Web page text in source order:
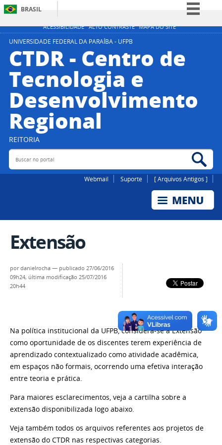
ACESSIBILIDADE ALTO CONTRASTE MAPA DO SITE
BRASIL
Simplifique!
Participe
Legislação
Canais
UNIVERSIDADE FEDERAL DA PARAÍBA - UFPB
CTDR - Centro de
Tecnologia e
Desenvolvimento
Regional
REITORIA
Buscar no portal
Webmail Suporte [ Arquivos Antigos ]
Extensão
pordanielrocha — publicado 27/06/2016
09h24, última modificação 25/07/2016
20h44
Na política institucional da UFPB, considera-se a Extensão
como oportunidade de os discentes terem experiência de
aprendizado contextualizado como atividade acadêmica,
em espaços não formais, ocorrendo uma efetiva interação
entre teoria e prática.
Para maiores esclarecimentos, veja a cartilha sobre a
extensão disponibilizada logo abaixo.
Veja também todos os arquivos referentes aos projetos de
extensão do CTDR nas respectivas categorias.